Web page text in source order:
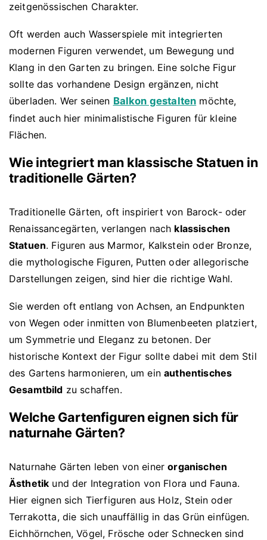
zeitgenössischen Charakter.
Oft werden auch Wasserspiele mit integrierten
modernen Figuren verwendet, um Bewegung und
Klang in den Garten zu bringen. Eine solche Figur
sollte das vorhandene Design ergänzen, nicht
überladen. Wer seinen Balkon gestalten möchte,
findet auch hier minimalistische Figuren für kleine
Flächen.
Wie integriert man klassische Statuen in
traditionelle Gärten?
Traditionelle Gärten, oft inspiriert von Barock- oder
Renaissancegärten, verlangen nach klassischen
Statuen. Figuren aus Marmor, Kalkstein oder Bronze,
die mythologische Figuren, Putten oder allegorische
Darstellungen zeigen, sind hier die richtige Wahl.
Sie werden oft entlang von Achsen, an Endpunkten
von Wegen oder inmitten von Blumenbeeten platziert,
um Symmetrie und Eleganz zu betonen. Der
historische Kontext der Figur sollte dabei mit dem Stil
des Gartens harmonieren, um einauthentisches
Gesamtbild zu schaffen.
Welche Gartenfiguren eignen sich für
naturnahe Gärten?
Naturnahe Gärten leben von einerorganischen
Ästhetik und der Integration von Flora und Fauna.
Hier eignen sich Tierfiguren aus Holz, Stein oder
Terrakotta, die sich unauffällig in das Grün einfügen.
Eichhörnchen, Vögel, Frösche oder Schnecken sind